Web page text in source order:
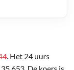
. Het 24 uurs